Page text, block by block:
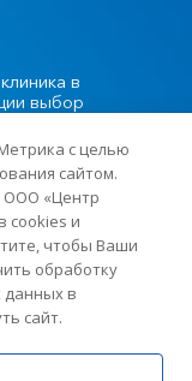
в
выбор
клиник
года · ИНН
данных
с целью
сайтом.
ООО «Центр
cookies и
чтобы Ваши
обработку
данных в
сайт.